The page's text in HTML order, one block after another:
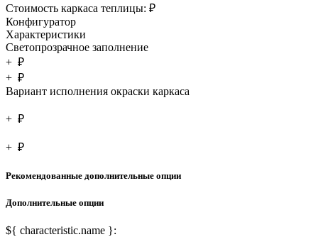
Стоимость каркаса теплицы: ₽
Конфигуратор
Характеристики
Светопрозрачное заполнение
+ ₽
+ ₽
Вариант исполнения окраски каркаса
+ ₽
+ ₽
Рекомендованные дополнительные опции
Дополнительные опции
${ characteristic.name }: